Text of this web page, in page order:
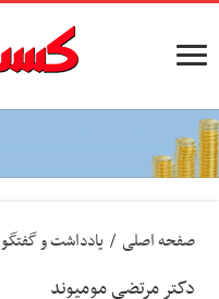
صفحه اصلی / یادداشت و گفتگو
دکتر مرتضی مومیوند